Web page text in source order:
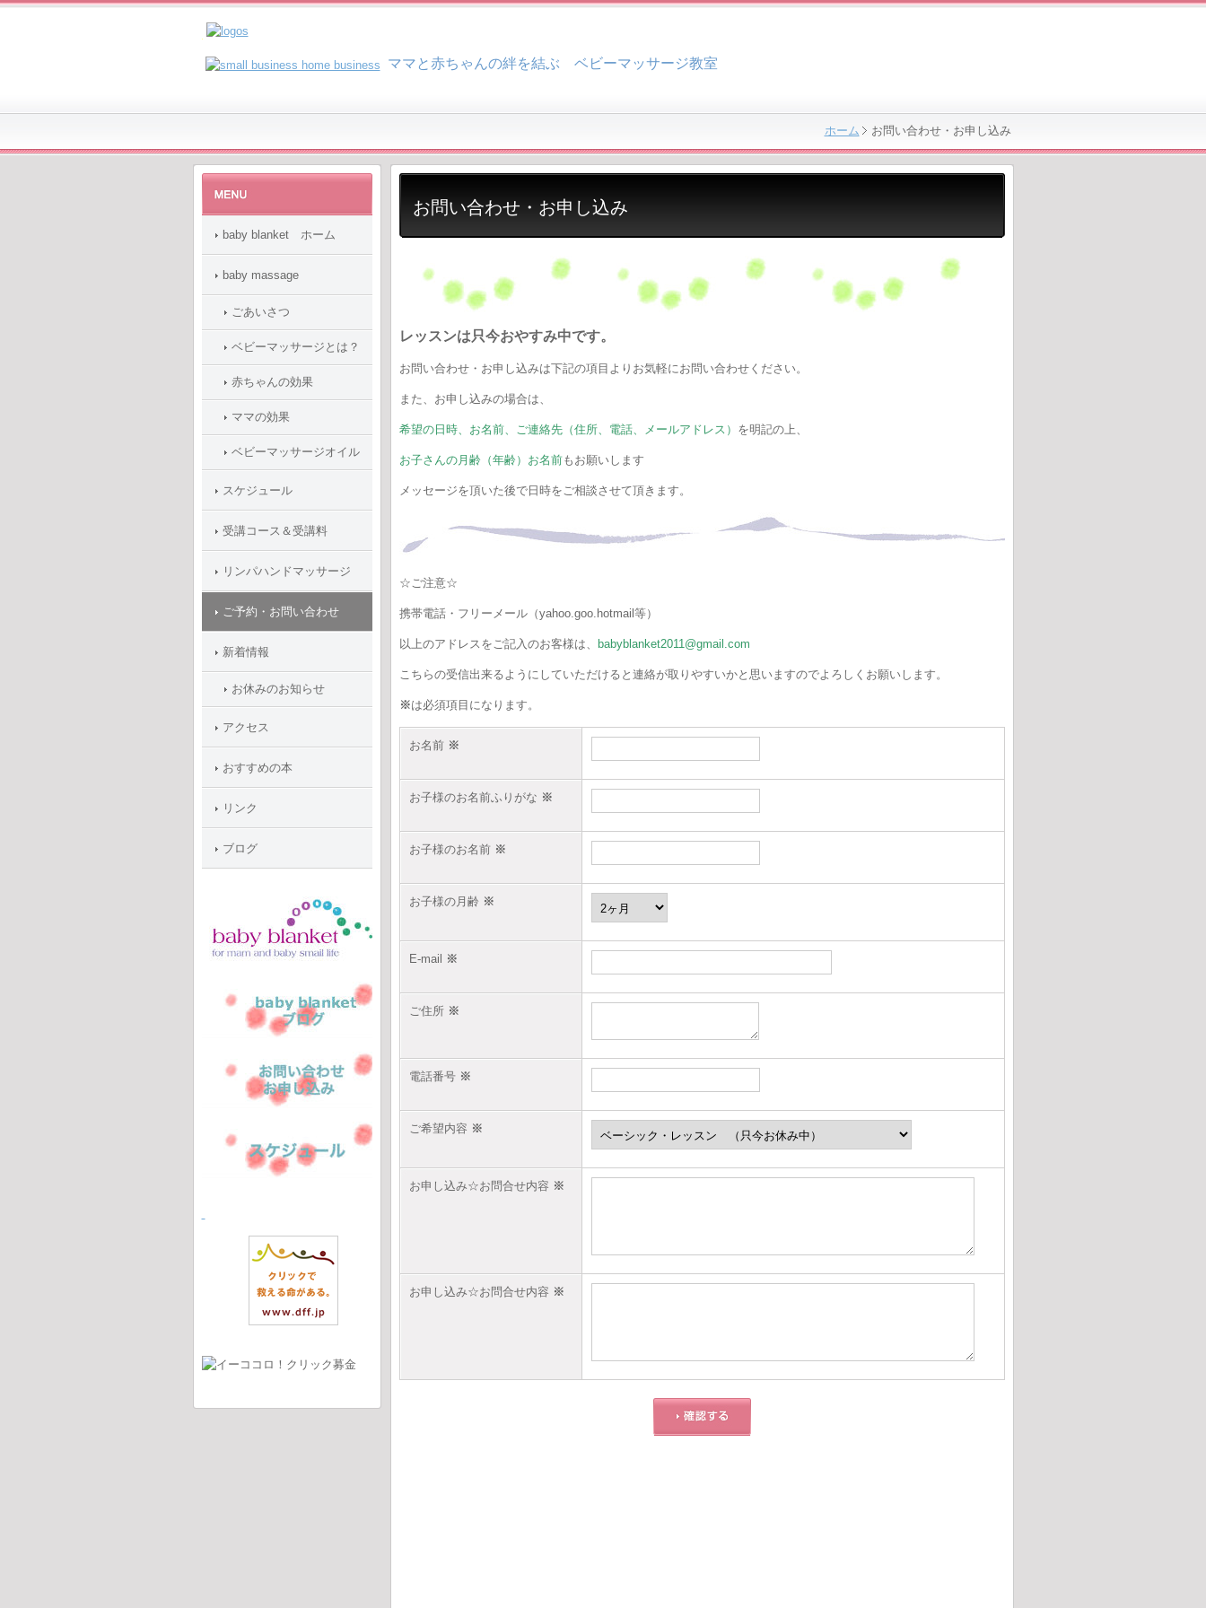
ママと赤ちゃんの絆を結ぶ ベビーマッサージ教室
ホーム お問い合わせ・お申し込み
お問い合わせ・お申し込み
レッスンは只今おやすみ中です。
お問い合わせ・お申し込みは下記の項目よりお気軽にお問い合わせください。
また、お申し込みの場合は、
希望の日時、お名前、ご連絡先（住所、電話、メールアドレス） を明記の上、
お子さんの月齢（年齢）お名前もお願いします
メッセージを頂いた後で日時をご相談させて頂きます。
☆ご注意☆
携帯電話・フリーメール（yahoo.goo.hotmail等）
以上のアドレスをご記入のお客様は、 babyblanket2011@gmail.com
こちらの受信出来るようにしていただけると連絡が取りやすいかと思いますのでよろしくお願いします。
※は必須項目になります。
お名前 ※
お子様のお名前ふりがな ※
お子様のお名前 ※
お子様の月齢 ※
E-mail ※
ご住所 ※
電話番号 ※
ご希望内容 ※
お申し込み☆お問合せ内容 ※
お申し込み☆お問合せ内容 ※
baby blanket ホーム
baby massage
ごあいさつ
ベビーマッサージとは？
赤ちゃんの効果
ママの効果
ベビーマッサージオイル
スケジュール
受講コース＆受講料
リンパハンドマッサージ
ご予約・お問い合わせ
新着情報
お休みのお知らせ
アクセス
おすすめの本
リンク
ブログ